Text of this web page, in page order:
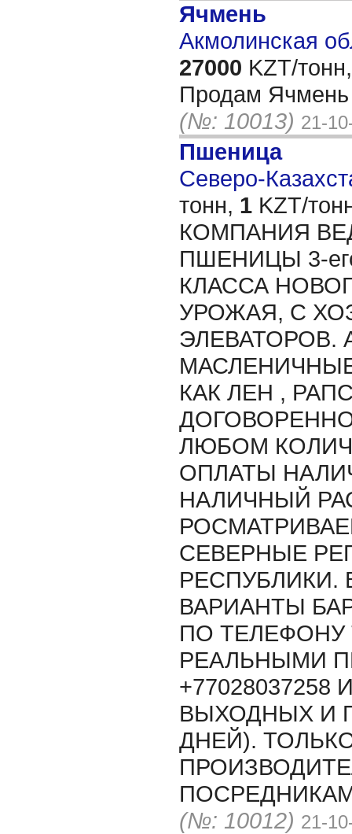
Ячмень
Акмолинская
27000 KZT/тонн,
Продам Ячмень
(№: 10013) 21-
Пшеница
Северо-
тонн, 1 KZT/
КОМПАНИЯ
ПШЕНИЦЫ 3-его
КЛАССА
УРОЖАЯ, С
ЭЛЕВАТОРОВ.
КАК ЛЕН ,
ЛЮБОМ
ОПЛАТЫ
НАЛИЧНЫЙ
СЕВЕРНЫЕ
ВАРИАНТЫ
ПО ТЕЛЕФОНУ
РЕАЛЬНЫМИ
ВЫХОДНЫХ И
ДНЕЙ).
(№: 10012) 21-